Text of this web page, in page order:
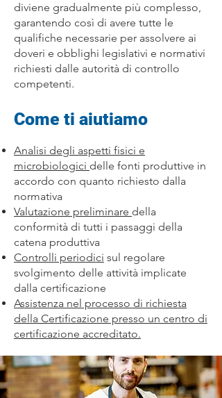
diviene gradualmente più complesso,
garantendo così di avere tutte le
qualifiche necessarie per assolvere ai
doveri e obblighi legislativi e normativi
richiesti dalle autorità di controllo
competenti.
Come ti aiutiamo
Analisi degli aspetti fisici e
microbiologici delle fonti produttive in
accordo con quanto richiesto dalla
normativa
Valutazione preliminare della
conformità di tutti i passaggi della
catena produttiva
Controlli periodici sul regolare
svolgimento delle attività implicate
dalla certificazione
Assistenza nel processo di richiesta
della Certificazione presso un centro di
certificazione accreditato.